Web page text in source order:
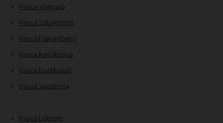
Praca Visingsö
Praca Sztokholm
Praca Falkenberg
Praca Karlskrona
Praca Hudiksvall
Praca Vadstena
Praca Löttorp